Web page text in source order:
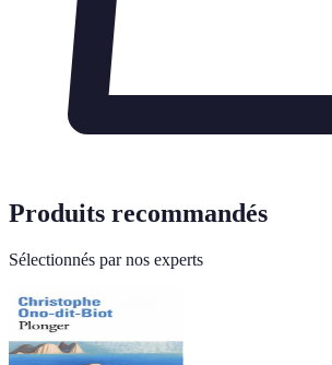
Produits recommandés
Sélectionnés par nos experts